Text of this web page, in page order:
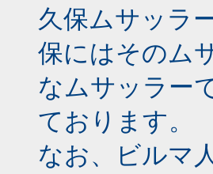
久保ムサッラ
保にはそのム
なムサッラー
ております。
なお、ビルマ